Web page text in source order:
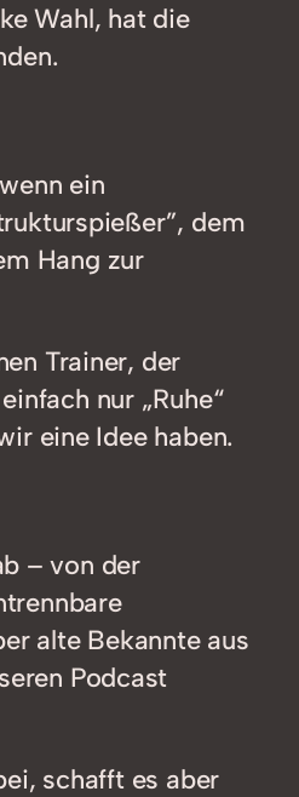
Wahl, hat die
ein
dem
Hang zur
Trainer, der
nur „Ruhe“
eine Idee haben.
– von der
alte Bekannte aus
Podcast
schafft es aber